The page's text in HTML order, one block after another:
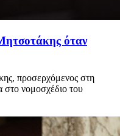
όταν
προσερχόμενος στη
στο νομοσχέδιο του